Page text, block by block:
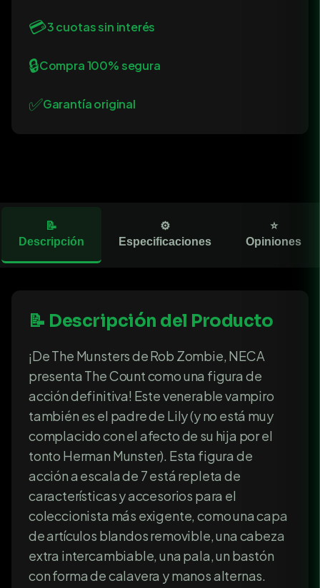
💳3 cuotas sin interés
🔒Compra 100% segura
✅Garantía original
📝
Descripción
⚙️
Especificaciones
⭐
Opiniones
📝 Descripción del Producto
¡De The Munsters de Rob Zombie, NECA
presenta The Count como una figura de
acción definitiva! Este venerable vampiro
también es el padre de Lily (y no está muy
complacido con el afecto de su hija por el
tonto Herman Munster). Esta figura de
acción a escala de 7 está repleta de
características y accesorios para el
coleccionista más exigente, como una capa
de artículos blandos removible, una cabeza
extra intercambiable, una pala, un bastón
con forma de calavera y manos alternas.